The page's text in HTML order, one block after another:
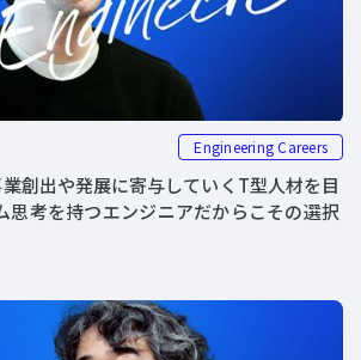
Engineering Careers
業創出や発展に寄与していくT型人材を目
思考を持つエンジニアだからこその選択